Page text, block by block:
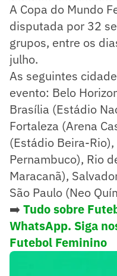
A Copa do Mundo
disputada por 32
grupos, entre os
julho.
As seguintes
evento: Belo
Brasília (Estádio
Fortaleza (Arena
(Estádio Beira-
Pernambuco), Rio
Maracanã),
São Paulo (Neo
➡️ Tudo sobre
WhatsApp. Siga
Futebol Feminino